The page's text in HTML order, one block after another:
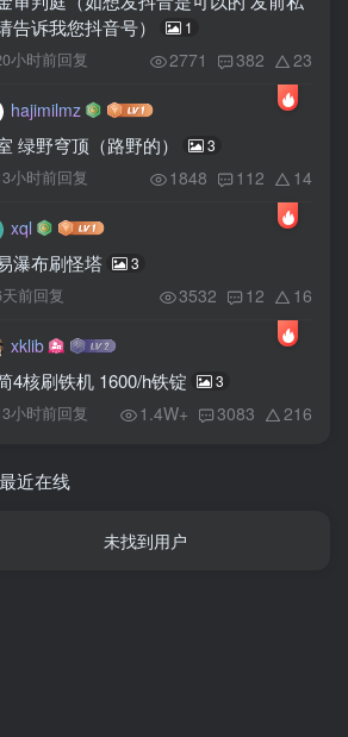
告诉我您抖音号）
1
小时前回复 2771 382 23
hajimilmz
绿野穹顶（路野的） 3
小时前回复 1848 112 14
xql
瀑布刷怪塔 3
前回复 3532 12 16
xklib
4核刷铁机 1600/h铁锭 3
小时前回复 1.4W+ 3083 216
最近在线
未找到用户